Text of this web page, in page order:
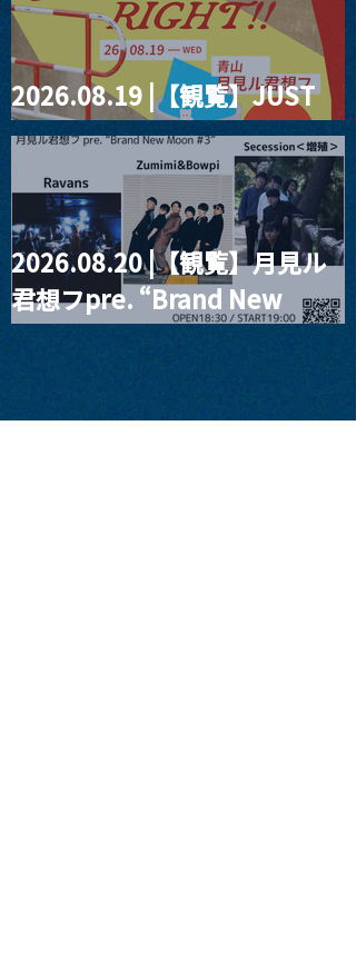
2026.08.19 |【観覧】JUST
RIGHT!! vol.27
2026.08.20 |【観覧】月見ル
君想フpre. “Brand New
Moon #3”